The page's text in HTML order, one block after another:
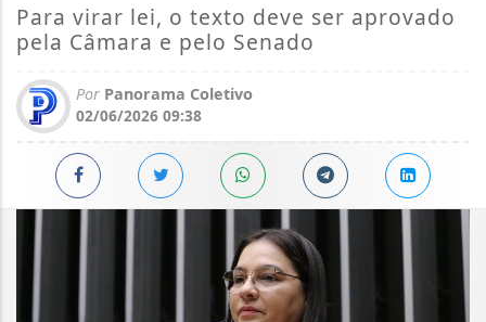
Para virar lei, o texto deve ser aprovado
pela Câmara e pelo Senado
Por Panorama Coletivo
02/06/2026 09:38